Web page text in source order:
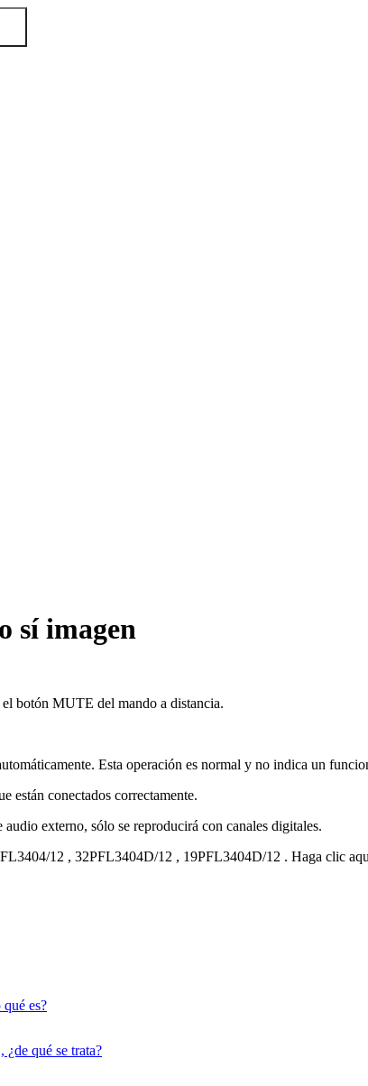
sí imagen
botón MUTE del mando a distancia.
Esta operación es normal y no indica un
están conectados correctamente.
externo, sólo se reproducirá con canales digitales.
12 , 32PFL3404D/12 , 19PFL3404D/12 . Haga clic
es?
qué se trata?